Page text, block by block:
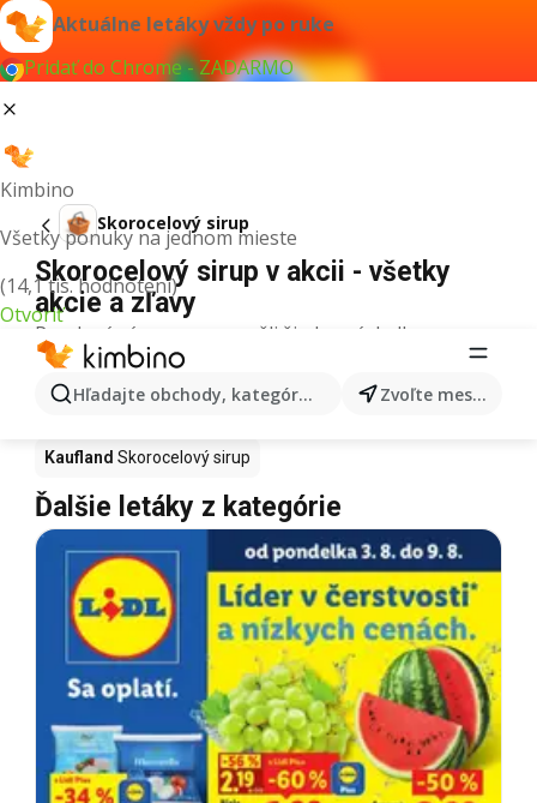
Aktuálne letáky vždy po ruke
Pridať do Chrome - ZADARMO
Kimbino
Všetky ponuky na jednom mieste
(14,1 tis. hodnotení)
Otvoriť
Hľadajte obchody, kategórie, produkty... Zvoľte mesto
Skorocelový sirup
Skorocelový sirup v akcii - všetky
akcie a zľavy
Pre daný výraz sme nenašli žiadne výsledky.
Skorocelový sirup v akcii - Kde kúpiť?
Tesco Skorocelový sirup Lidl Skorocelový sirup
Kaufland Skorocelový sirup
Ďalšie letáky z kategórie